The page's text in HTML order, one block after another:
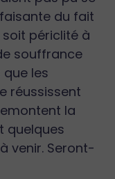
du fait
soit périclité à
souffrance
les
réussissent
la
quelques
venir. Seront-